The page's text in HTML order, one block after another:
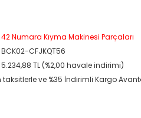
42 Numara Kıyma Makinesi Parçaları
BCK02-CFJKQT56
5.234,88 TL (%2,00 havale indirimi)
ve %35 İndirimli Kargo